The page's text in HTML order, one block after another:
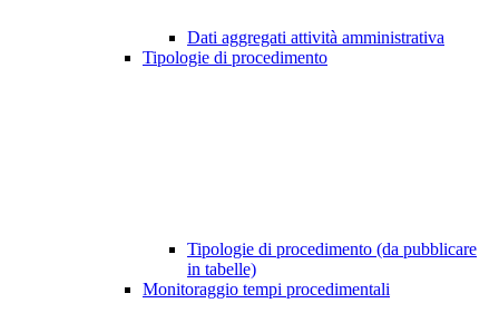
Dati aggregati attività amministrativa
Tipologie di procedimento
Tipologie di procedimento (da pubblicare
in tabelle)
Monitoraggio tempi procedimentali